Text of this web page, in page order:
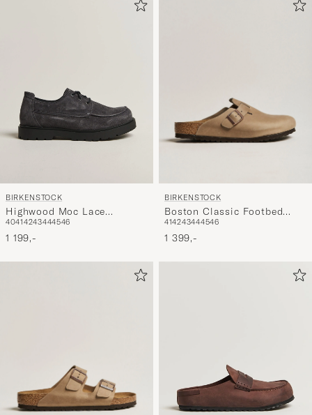
BIRKENSTOCK
Highwood Moc Lace
Charcoal Suede
40414243444546
1 199,-
BIRKENSTOCK
Boston Classic Footbed
Tabacco Oiled Leather
414243444546
1 399,-